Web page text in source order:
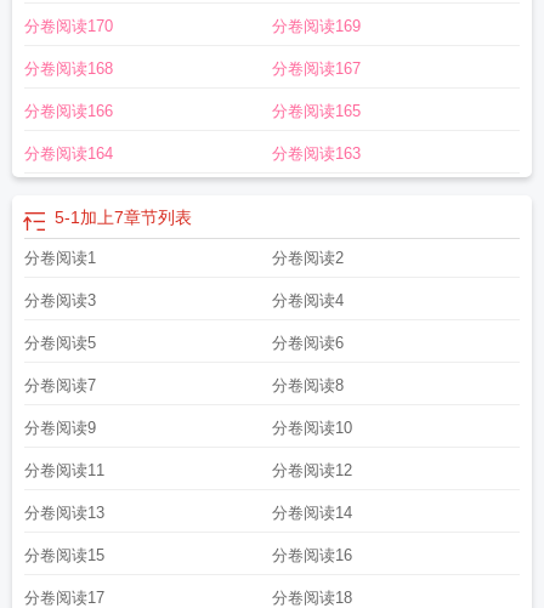
费阅读笔趣阁五加七等于一什么答案
分卷阅读170 分卷阅读169
分卷阅读168 分卷阅读167
分卷阅读166 分卷阅读165
分卷阅读164 分卷阅读163
5-1加上7章节列表
分卷阅读1 分卷阅读2
分卷阅读3 分卷阅读4
分卷阅读5 分卷阅读6
分卷阅读7 分卷阅读8
分卷阅读9 分卷阅读10
分卷阅读11 分卷阅读12
分卷阅读13 分卷阅读14
分卷阅读15 分卷阅读16
分卷阅读17 分卷阅读18